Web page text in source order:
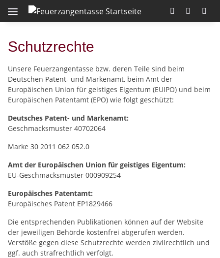
Schutzrechte
Unsere Feuerzangentasse bzw. deren Teile sind beim
Deutschen Patent- und Markenamt, beim Amt der
Europäischen Union für geistiges Eigentum (EUIPO) und beim
Europäischen Patentamt (EPO) wie folgt geschützt:
Deutsches Patent- und Markenamt:
Geschmacksmuster 40702064
Marke 30 2011 062 052.0
Amt der Europäischen Union für geistiges Eigentum:
EU-Geschmacksmuster 000909254
Europäisches Patentamt:
Europäisches Patent EP1829466
Die entsprechenden Publikationen können auf der Website
der jeweiligen Behörde kostenfrei abgerufen werden.
Verstöße gegen diese Schutzrechte werden zivilrechtlich und
ggf. auch strafrechtlich verfolgt.